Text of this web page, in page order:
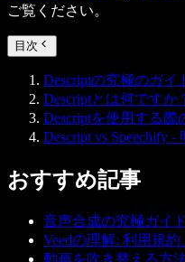
ご覧ください。
目次
Descriptの究極のガイ
Descriptとは何ですか
Descriptを使用する際
Descript vs Speechify
おすすめ記事
音声合成の究極ガイド
Veedの理解: 利用規
動画を吹き替える方